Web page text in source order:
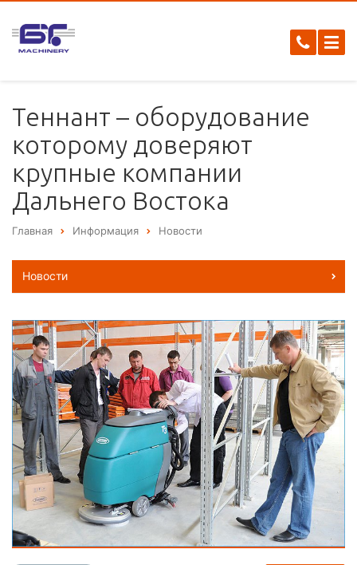
Теннант – оборудование
которому доверяют
крупные компании
Дальнего Востока
Главная Информация Новости
Новости